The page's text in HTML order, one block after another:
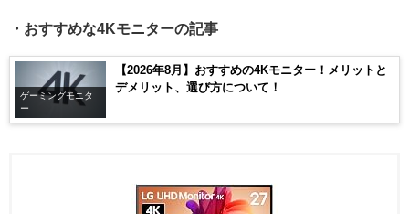
・おすすめな4Kモニターの記事
ゲーミングモニタ
ー
【2026年8月】おすすめの4Kモニター！メリットと
デメリット、選び方について！